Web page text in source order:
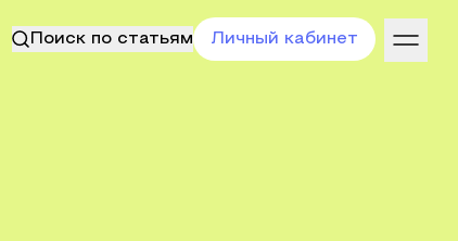
Поиск по статьям Личный кабинет